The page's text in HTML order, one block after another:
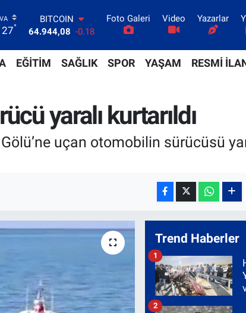
27°
BITCOIN
64.944,08 -0.18
47,7436
0.18
EURO
64,4811
GRAM ALTIN
6660.55
BİST100
Foto Galeri Video Yazarlar
EĞİTİM SAĞLIK SPOR YAŞAM RESMİ
yaralı kurtarıldı
uçan otomobilin sürücüsü
Trend Haberler
1
2